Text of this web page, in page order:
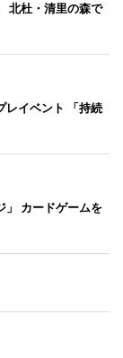
北杜・清里の森で
レイベント 「持続
」 カードゲームを